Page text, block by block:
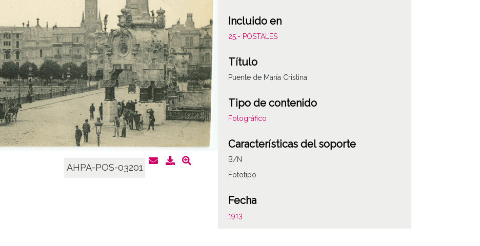
AHPA-POS-03201
Incluido en
25.- POSTALES
Título
Puente de María Cristina
Tipo de contenido
Fotográfico
Características del soporte
B/N
Fototipo
Fecha
1913